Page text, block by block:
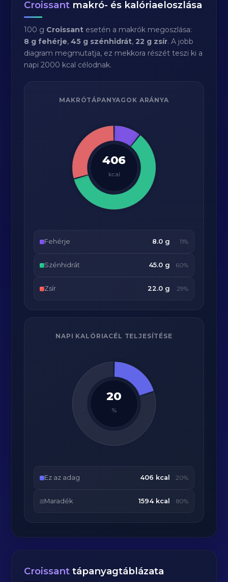
Croissant makró- és kalóriaeloszlása
100 g Croissant esetén a makrók megoszlása:
8 g fehérje,45 g szénhidrát,22 g zsír. A jobb
diagram megmutatja, ez mekkora részét teszi ki a
napi 2000 kcal célodnak.
MAKRÓTÁPANYAGOK ARÁNYA
406
kcal
Fehérje 8.0 g 11%
Szénhidrát 45.0 g 60%
Zsír 22.0 g 29%
NAPI KALÓRIACÉL TELJESÍTÉSE
20
%
Ez az adag 406 kcal 20%
Maradék 1594 kcal 80%
Croissant tápanyagtáblázata